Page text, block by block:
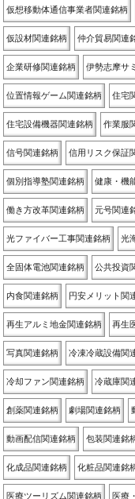
仮想移動体通信事業者関連銘柄
仮設材関連銘柄 仲介貿易関連
企業研修関連銘柄 伊勢志摩サ
位置情報ゲーム関連銘柄 住宅
住宅設備機器関連銘柄 作業服
信号関連銘柄 信用リスク保証
個別指導塾関連銘柄 健康・機
働き方改革関連銘柄 元号関連
光ファイバー工事関連銘柄 光
全固体電池関連銘柄 公共投資
内食関連銘柄 円安メリット関
再生アルミ地金関連銘柄 再生
写真関連銘柄 冷凍冷蔵設備関
冷却ファン関連銘柄 冷蔵庫関
創薬関連銘柄 劇場関連銘柄
動画配信関連銘柄 包装関連銘
化成品関連銘柄 化粧品関連銘
医療ツーリズム関連銘柄 医療